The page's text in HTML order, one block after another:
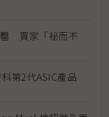
買家「祕而不
第2代ASIC產品